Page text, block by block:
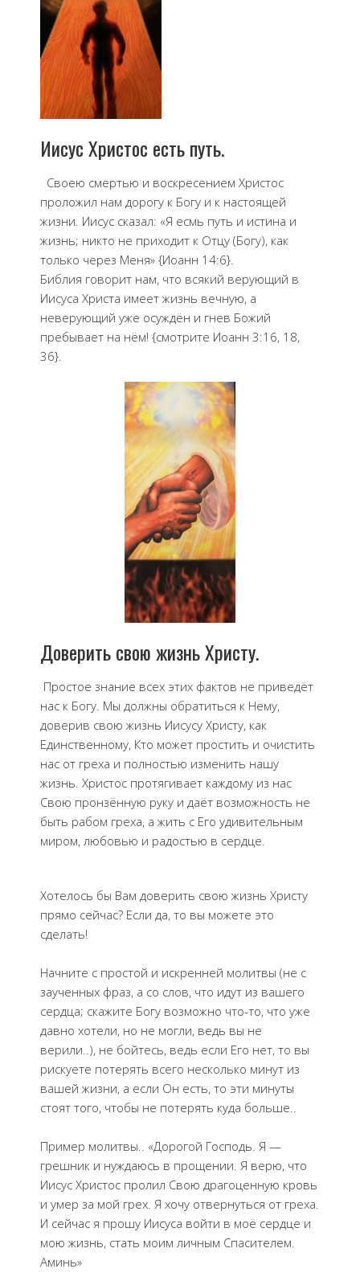
Иисус Христос есть путь.
Своею смертью и воскресением Христос
проложил нам дорогу к Богу и к настоящей
жизни. Иисус сказал: «Я есмь путь и истина и
жизнь; никто не приходит к Отцу (Богу), как
только через Меня» {Иоанн 14:6}.
Библия говорит нам, что всякий верующий в
Иисуса Христа имеет жизнь вечную, а
неверующий уже осуждён и гнев Божий
пребывает на нём! {смотрите Иоанн 3:16, 18,
36}.
Доверить свою жизнь Христу.
Простое знание всех этих фактов не приведёт
нас к Богу. Мы должны обратиться к Нему,
доверив свою жизнь Иисусу Христу, как
Единственному, Кто может простить и очистить
нас от греха и полностью изменить нашу
жизнь. Христос протягивает каждому из нас
Свою пронзённую руку и даёт возможность не
быть рабом греха, а жить с Его удивительным
миром, любовью и радостью в сердце.
Хотелось бы Вам доверить свою жизнь Христу
прямо сейчас? Если да, то вы можете это
сделать!
Начните с простой и искренней молитвы (не с
заученных фраз, а со слов, что идут из вашего
сердца; скажите Богу возможно что-то, что уже
давно хотели, но не могли, ведь вы не
верили..), не бойтесь, ведь если Его нет, то вы
рискуете потерять всего несколько минут из
вашей жизни, а если Он есть, то эти минуты
стоят того, чтобы не потерять куда больше..
Пример молитвы.. «Дорогой Господь. Я —
грешник и нуждаюсь в прощении. Я верю, что
Иисус Христос пролил Свою драгоценную кровь
и умер за мой грех. Я хочу отвернуться от греха.
И сейчас я прошу Иисуса войти в моё сердце и
мою жизнь, стать моим личным Спасителем.
Аминь»